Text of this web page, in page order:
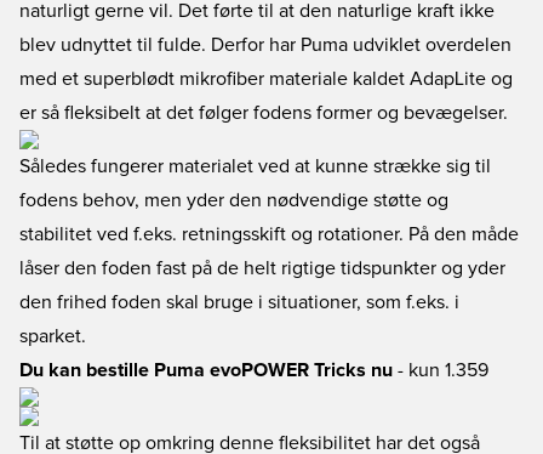
naturligt gerne vil. Det førte til at den naturlige kraft ikke
blev udnyttet til fulde. Derfor har Puma udviklet overdelen
med et superblødt mikrofiber materiale kaldet AdapLite og
er så fleksibelt at det følger fodens former og bevægelser.
Således fungerer materialet ved at kunne strække sig til
fodens behov, men yder den nødvendige støtte og
stabilitet ved f.eks. retningsskift og rotationer. På den måde
låser den foden fast på de helt rigtige tidspunkter og yder
den frihed foden skal bruge i situationer, som f.eks. i
sparket.
Du kan bestille Puma evoPOWER Tricks nu - kun 1.359
Til at støtte op omkring denne fleksibilitet har det også